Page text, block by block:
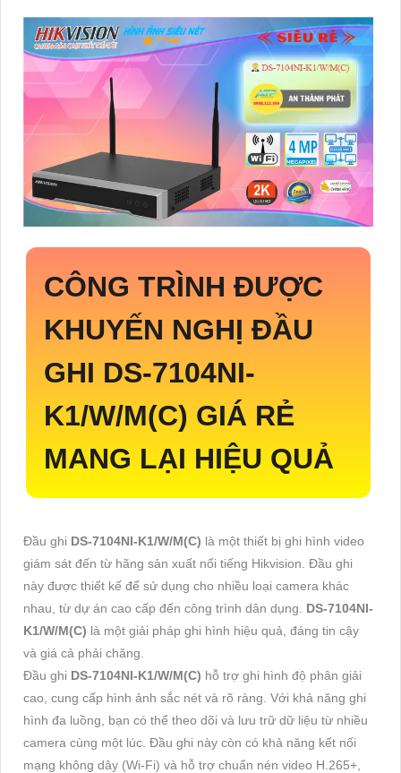
CÔNG TRÌNH ĐƯỢC
KHUYẾN NGHỊ ĐẦU
GHI DS-7104NI-
K1/W/M(C) GIÁ RẺ
MANG LẠI HIỆU QUẢ
Đầu ghi DS-7104NI-K1/W/M(C) là một thiết bị ghi hình video
giám sát đến từ hãng sản xuất nổi tiếng Hikvision. Đầu ghi
này được thiết kế để sử dụng cho nhiều loại camera khác
nhau, từ dự án cao cấp đến công trình dân dụng. DS-7104NI-
K1/W/M(C) là một giải pháp ghi hình hiệu quả, đáng tin cậy
và giá cả phải chăng.
Đầu ghi DS-7104NI-K1/W/M(C) hỗ trợ ghi hình độ phân giải
cao, cung cấp hình ảnh sắc nét và rõ ràng. Với khả năng ghi
hình đa luồng, bạn có thể theo dõi và lưu trữ dữ liệu từ nhiều
camera cùng một lúc. Đầu ghi này còn có khả năng kết nối
mạng không dây (Wi-Fi) và hỗ trợ chuẩn nén video H.265+,